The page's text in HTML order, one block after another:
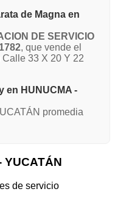
de Magna en
DE SERVICIO
, que vende el
Calle 33 X 20 Y 22
en HUNUCMA -
promedia
YUCATÁN
de servicio